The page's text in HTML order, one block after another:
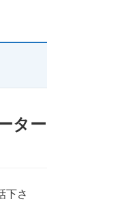
ター
下さ